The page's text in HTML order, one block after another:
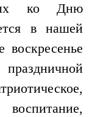
ко Дню
в нашей
воскресенье